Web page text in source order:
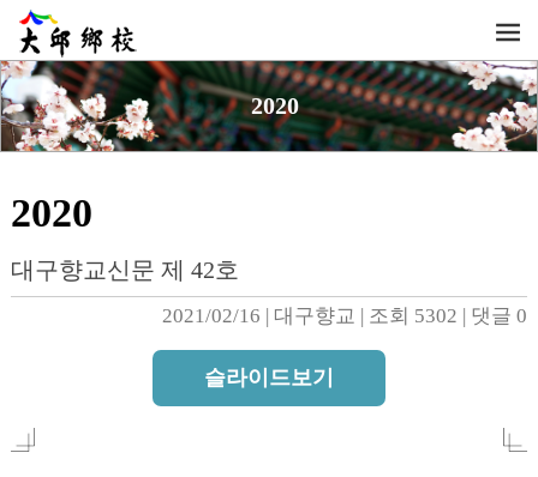
2020
2020
대구향교신문 제 42호
2021/02/16 대구향교 조회 5302 댓글 0
슬라이드보기